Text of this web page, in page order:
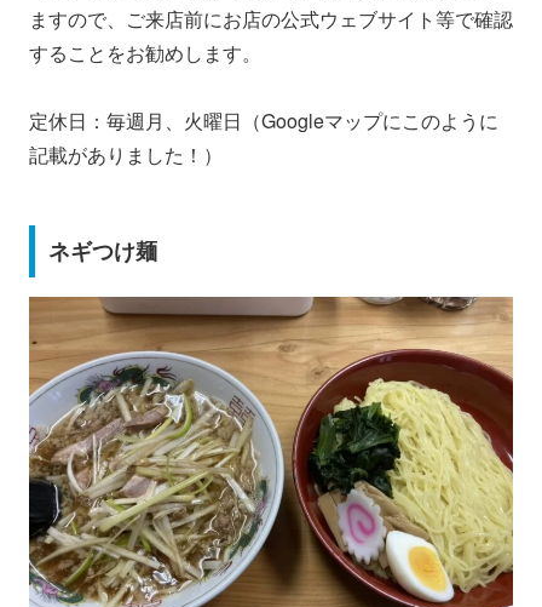
ますので、ご来店前にお店の公式ウェブサイト等で確認
することをお勧めします。
定休日：毎週月、火曜日（Googleマップにこのように
記載がありました！）
ネギつけ麺